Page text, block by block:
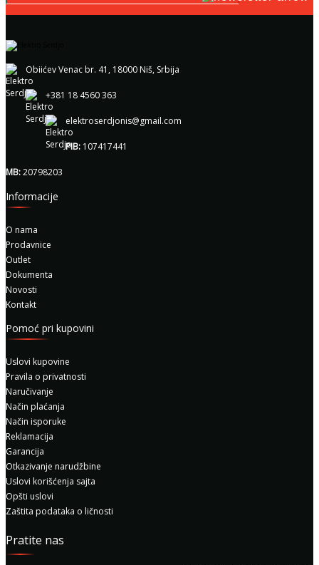
Obiićev Venac br. 41, 18000 Niš, Srbija
+381 18 4560 363
elektroserdjonis@gmail.com
PIB: 107417441
MB:20798203
Informacije
O nama
Prodavnice
Outlet
Dokumenta
Novosti
Kontakt
Pomoć pri kupovini
Uslovi kupovine
Pravila o privatnosti
Naručivanje
Način plaćanja
Način isporuke
Reklamacija
Garancija
Otkazivanje narudžbine
Uslovi korišćenja sajta
Opšti uslovi
Zaštita podataka o ličnosti
Pratite nas